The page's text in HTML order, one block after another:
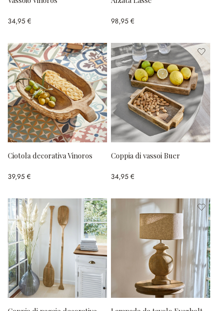
34,95 € 98,95 €
Ciotola decorativa Vinoros
39,95 €
Coppia di vassoi Buer
34,95 €